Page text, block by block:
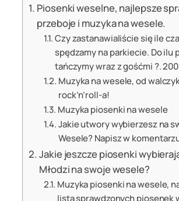
Piosenki weselne, najlepsze
przeboje i muzyka na wesele.
Czy zastanawialiście się ile
spędzamy na parkiecie. Do ilu
tańczymy wraz z gośćmi ?.
Muzyka na wesele, od
rock’n’roll-a!
Muzyka piosenki na wesele
Jakie utwory wybierzesz na
Wesele? Napisz w
Jakie jeszcze piosenki
Młodzi na swoje wesele?
Muzyka piosenki na wesele,
lista sprawdzonych piosenek